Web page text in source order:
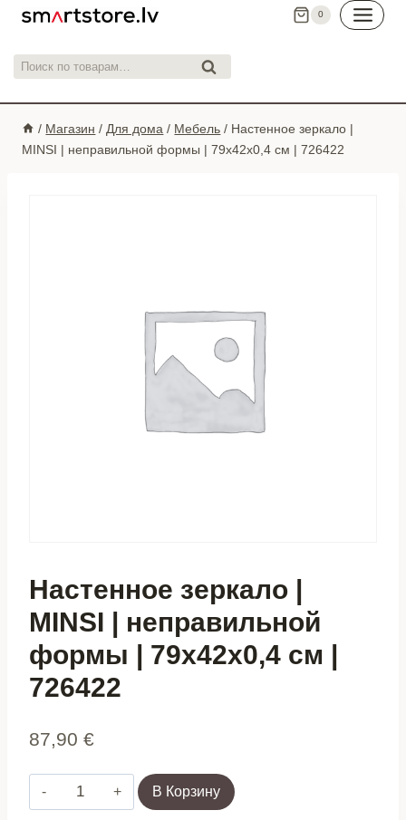
Перейти
контенту
0
Искать: Поиск
/ Магазин / Для дома / Мебель / Настенное зеркало |
MINSI | неправильной формы | 79x42x0,4 см | 726422
Настенное зеркало |
MINSI | неправильной
формы | 79x42x0,4 см |
726422
87,90 €
Количество
товара
В Корзину